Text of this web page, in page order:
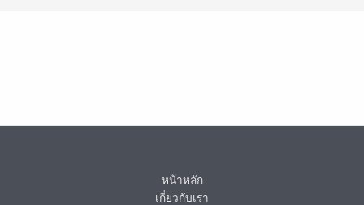
หน้าหลัก
เกี่ยวกับเรา